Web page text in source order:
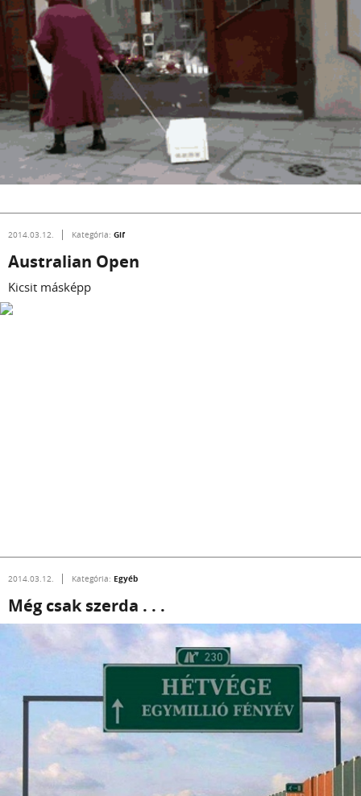
2014.03.12. Kategória: Gif
Australian Open
Kicsit másképp
2014.03.12. Kategória: Egyéb
Még csak szerda . . .